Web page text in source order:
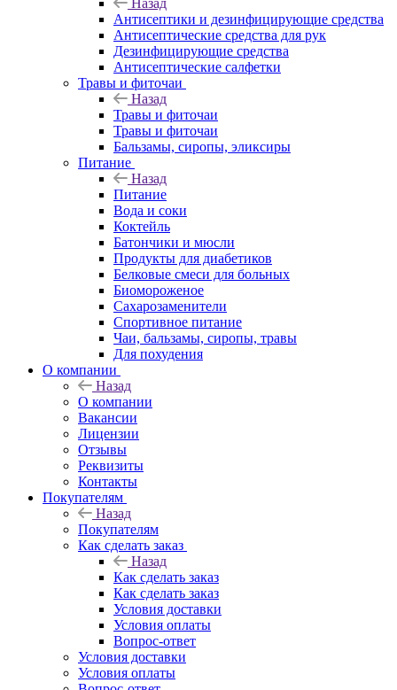
Назад
Антисептики и дезинфицирующие средства
Антисептические средства для рук
Дезинфицирующие средства
Антисептические салфетки
Травы и фиточаи
Назад
Травы и фиточаи
Травы и фиточаи
Бальзамы, сиропы, эликсиры
Питание
Назад
Питание
Вода и соки
Коктейль
Батончики и мюсли
Продукты для диабетиков
Белковые смеси для больных
Биомороженое
Сахарозаменители
Спортивное питание
Чаи, бальзамы, сиропы, травы
Для похудения
О компании
Назад
О компании
Вакансии
Лицензии
Отзывы
Реквизиты
Контакты
Покупателям
Назад
Покупателям
Как сделать заказ
Назад
Как сделать заказ
Как сделать заказ
Условия доставки
Условия оплаты
Вопрос-ответ
Условия доставки
Условия оплаты